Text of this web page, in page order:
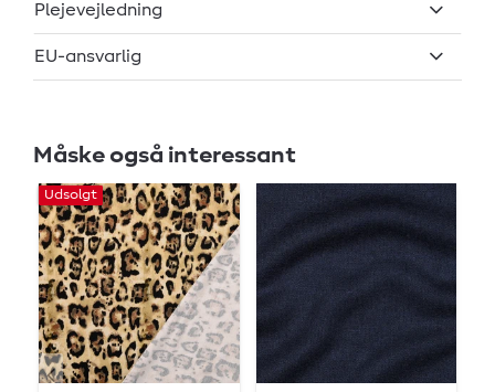
Plejevejledning
EU-ansvarlig
Måske også interessant
Udsolgt